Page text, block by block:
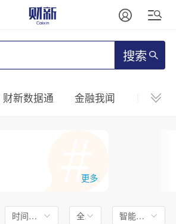
搜索
财新数据通 金融我闻 财新
更多
时间不限 全文 智能排序